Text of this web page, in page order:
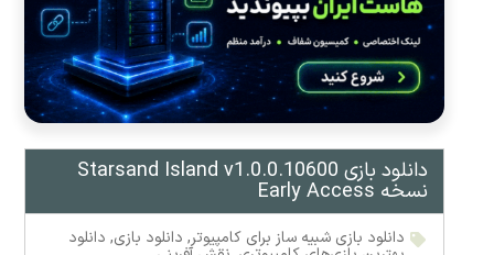
دانلود بازی Starsand Island v1.0.0.10600
نسخه Early Access
دانلود بازی شبیه ساز برای کامپیوتر, دانلود بازی, دانلود